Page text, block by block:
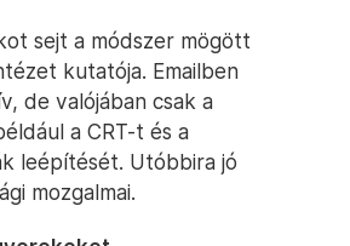
sejt a módszer mögött
kutatója. Emailben
de valójában csak a
a CRT-t és a
leépítését. Utóbbira jó
mozgalmai.